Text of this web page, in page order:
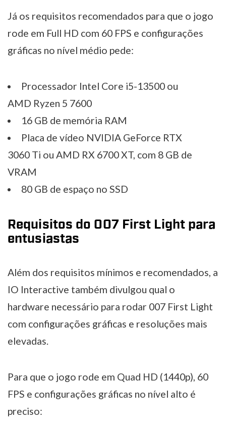
Já os requisitos recomendados para que o jogo
rode em Full HD com 60 FPS e configurações
gráficas no nível médio pede:
Processador Intel Core i5-13500 ou
AMD Ryzen 5 7600
16 GB de memória RAM
Placa de vídeo NVIDIA GeForce RTX
3060 Ti ou AMD RX 6700 XT, com 8 GB de
VRAM
80 GB de espaço no SSD
Requisitos do 007 First Light para
entusiastas
Além dos requisitos mínimos e recomendados, a
IO Interactive também divulgou qual o
hardware necessário para rodar 007 First Light
com configurações gráficas e resoluções mais
elevadas.
Para que o jogo rode em Quad HD (1440p), 60
FPS e configurações gráficas no nível alto é
preciso: